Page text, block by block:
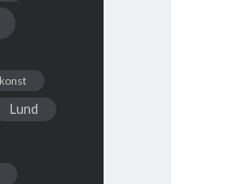
konst
Lund